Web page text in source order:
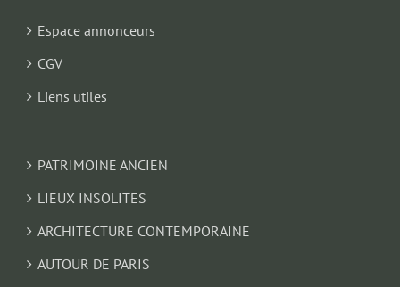
Espace annonceurs
CGV
Liens utiles
PATRIMOINE ANCIEN
LIEUX INSOLITES
ARCHITECTURE CONTEMPORAINE
AUTOUR DE PARIS